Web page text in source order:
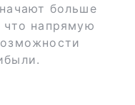
больше
напрямую